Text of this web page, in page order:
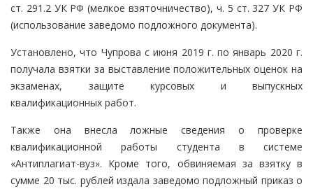
ст. 291.2 УК РФ (мелкое взяточничество), ч. 5 ст. 327 УК РФ
(использование заведомо подложного документа).
Установлено, что Чупрова с июня 2019 г. по январь 2020 г.
получала взятки за выставление положительных оценок на
экзаменах, защите курсовых и выпускных
квалификационных работ.
Также она внесла ложные сведения о проверке
квалификационной работы студента в системе
«Антиплагиат-вуз». Кроме того, обвиняемая за взятку в
сумме 20 тыс. рублей издала заведомо подложный приказ о